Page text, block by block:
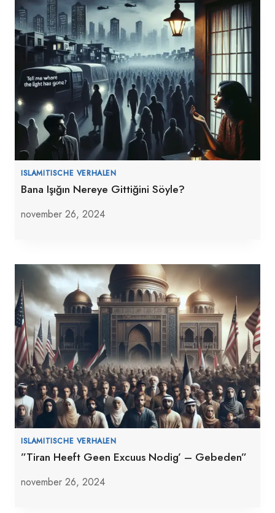
ISLAMITISCHE VERHALEN
Bana Işığın Nereye Gittiğini Söyle?
november 26, 2024
ISLAMITISCHE VERHALEN
”Tiran Heeft Geen Excuus Nodig’ – Gebeden”
november 26, 2024